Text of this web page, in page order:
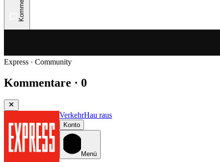
Express · Community
Kommentare · 0
VerkehrHau raus
Konto
Menü